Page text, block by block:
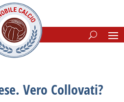
Vero Collovati?